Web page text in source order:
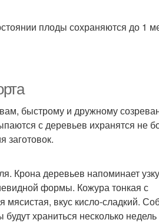
плоды сохраняются до 1
быстрому и дружному
с деревьев ихранятся не
заготовок.
Крона деревьев напоминает
формы. Кожура тонкая с
вкус кисло-сладкий.
храниться несколько недель